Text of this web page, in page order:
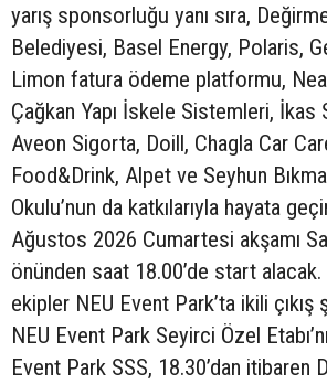
yarış sponsorluğu yanı sıra,
Belediyesi, Basel Energy, Polaris,
Limon fatura ödeme platformu,
Çağkan Yapı İskele Sistemleri, İkas
Aveon Sigorta, Doill, Chagla Car
Food&Drink, Alpet ve Seyhun
Okulu’nun da katkılarıyla hayata
Ağustos 2026 Cumartesi akşamı
önünden saat 18.00’de start alacak.
ekipler NEU Event Park’ta ikili çıkış
NEU Event Park Seyirci Özel
Event Park SSS, 18.30’dan